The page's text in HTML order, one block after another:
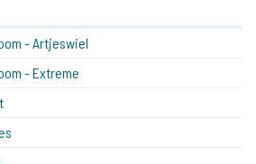
- Artjeswiel
- Extreme